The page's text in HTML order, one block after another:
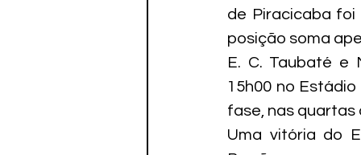
de Piracicaba foi
posição soma
E. C. Taubaté e
15h00 no
fase, nas quartas
Uma vitória do